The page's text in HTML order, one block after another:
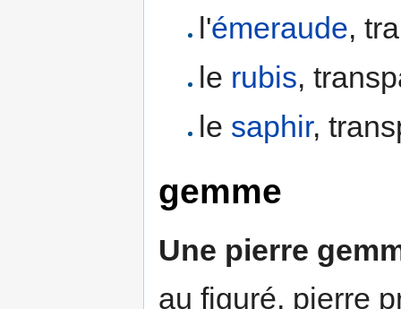
l'émeraude,
le rubis,
le saphir,
gemme
Une pierre
au figuré, pierre